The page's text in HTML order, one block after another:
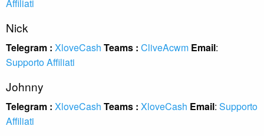
Affiliati
Nick
Telegram : XloveCash Teams : CliveAcwm Email:
Supporto Affiliati
Johnny
Telegram : XloveCash Teams : XloveCash Email: Supporto
Affiliati